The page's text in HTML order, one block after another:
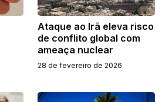
Ataque ao Irã eleva risco
de conflito global com
ameaça nuclear
28 de fevereiro de 2026